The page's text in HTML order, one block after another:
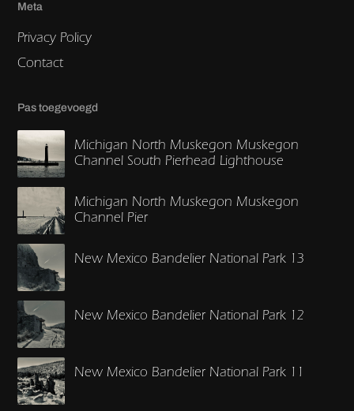
Meta
Privacy Policy
Contact
Pas toegevoegd
Michigan North Muskegon Muskegon
Channel South Pierhead Lighthouse
Michigan North Muskegon Muskegon
Channel Pier
New Mexico Bandelier National Park 13
New Mexico Bandelier National Park 12
New Mexico Bandelier National Park 11